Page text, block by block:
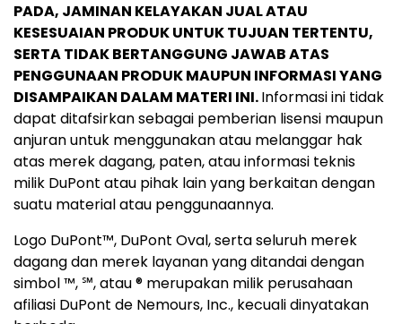
PADA, JAMINAN KELAYAKAN JUAL ATAU
KESESUAIAN PRODUK UNTUK TUJUAN TERTENTU,
SERTA TIDAK BERTANGGUNG JAWAB ATAS
PENGGUNAAN PRODUK MAUPUN INFORMASI YANG
DISAMPAIKAN DALAM MATERI INI.Informasi ini tidak
dapat ditafsirkan sebagai pemberian lisensi maupun
anjuran untuk menggunakan atau melanggar hak
atas merek dagang, paten, atau informasi teknis
milik DuPont atau pihak lain yang berkaitan dengan
suatu material atau penggunaannya.
Logo DuPont™, DuPont Oval, serta seluruh merek
dagang dan merek layanan yang ditandai dengan
simbol ™, ℠, atau ® merupakan milik perusahaan
afiliasi DuPont de Nemours, Inc., kecuali dinyatakan